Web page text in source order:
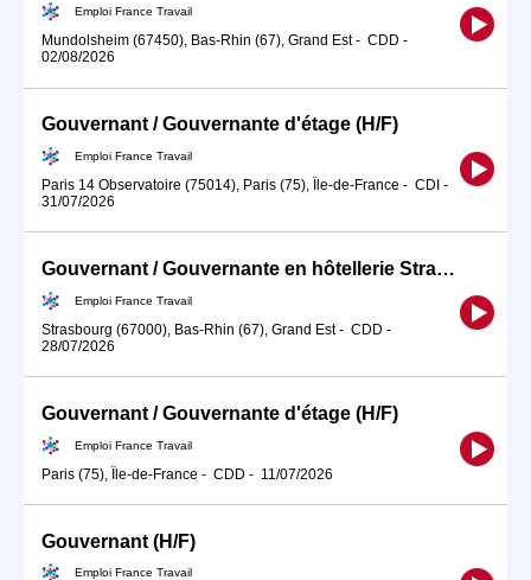
Emploi France Travail
Mundolsheim (67450), Bas-Rhin (67), Grand Est- CDD -
02/08/2026
Gouvernant / Gouvernante d'étage (H/F)
Emploi France Travail
Paris 14 Observatoire (75014), Paris (75), Île-de-France - CDI -
31/07/2026
Gouvernant / Gouvernante en hôtellerie Strasbourg (H/F)
Emploi France Travail
Strasbourg (67000), Bas-Rhin (67), Grand Est- CDD -
28/07/2026
Gouvernant / Gouvernante d'étage (H/F)
Emploi France Travail
Paris (75), Île-de-France - CDD - 11/07/2026
Gouvernant (H/F)
Emploi France Travail